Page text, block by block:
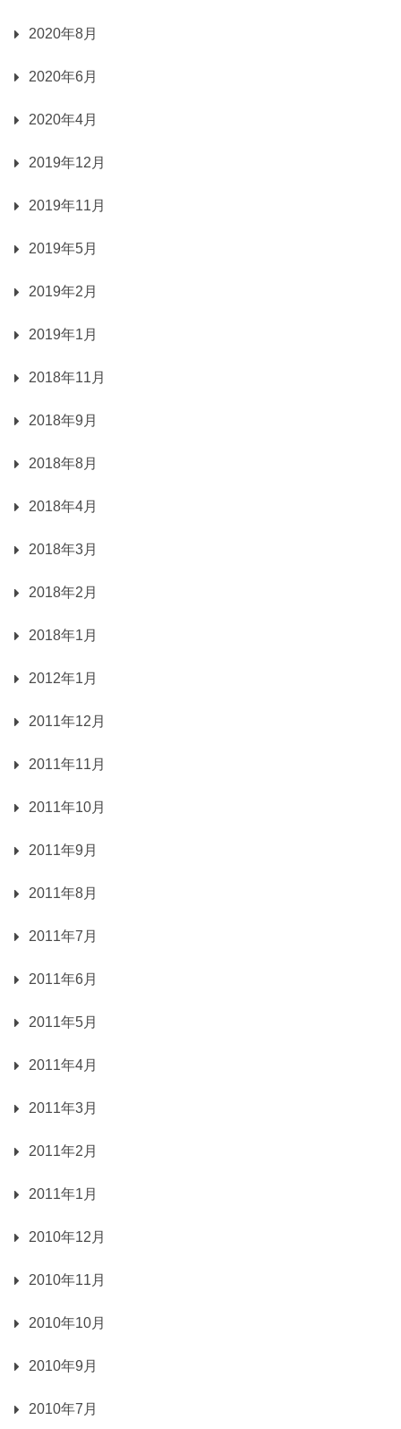
2020年8月
2020年6月
2020年4月
2019年12月
2019年11月
2019年5月
2019年2月
2019年1月
2018年11月
2018年9月
2018年8月
2018年4月
2018年3月
2018年2月
2018年1月
2012年1月
2011年12月
2011年11月
2011年10月
2011年9月
2011年8月
2011年7月
2011年6月
2011年5月
2011年4月
2011年3月
2011年2月
2011年1月
2010年12月
2010年11月
2010年10月
2010年9月
2010年7月